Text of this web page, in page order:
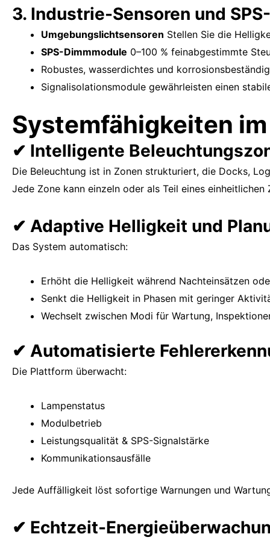
3. Industrie-Sensoren und
Umgebungslichtsensoren Stellen Sie die
SPS-Dimmmodule 0–100 % feinabgestimmte
Robustes, wasserdichtes und
Signalisolationsmodule gewährleisten einen
Systemfähigkeiten
✔ Intelligente
Die Beleuchtung ist in Zonen strukturiert, die Docks,
Jede Zone kann einzeln oder als Teil eines
✔ Adaptive Helligkeit und
Das System automatisch:
Erhöht die Helligkeit während Nachteinsätzen
Senkt die Helligkeit in Phasen mit geringer
Wechselt zwischen Modi für Wartung,
✔ Automatisierte
Die Plattform überwacht:
Lampenstatus
Modulbetrieb
Leistungsqualität & SPS-Signalstärke
Kommunikationsausfälle
Jede Auffälligkeit löst sofortige Warnungen und
✔ Echtzeit-